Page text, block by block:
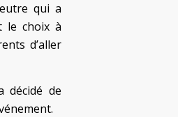
qui a
le choix à
d’aller
décidé de